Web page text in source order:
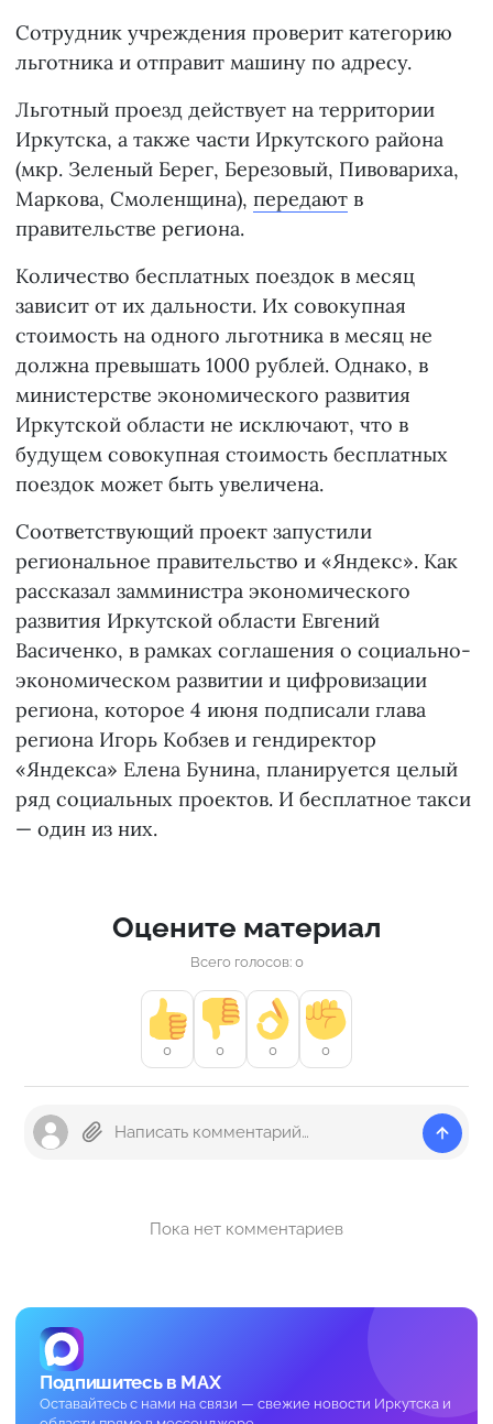
Сотрудник учреждения проверит категорию
льготника и отправит машину по адресу.
Льготный проезд действует на территории
Иркутска, а также части Иркутского района
(мкр. Зеленый Берег, Березовый, Пивовариха,
Маркова, Смоленщина), передают в
правительстве региона.
Количество бесплатных поездок в месяц
зависит от их дальности. Их совокупная
стоимость на одного льготника в месяц не
должна превышать 1000 рублей. Однако, в
министерстве экономического развития
Иркутской области не исключают, что в
будущем совокупная стоимость бесплатных
поездок может быть увеличена.
Соответствующий проект запустили
региональное правительство и «Яндекс». Как
рассказал замминистра экономического
развития Иркутской области Евгений
Васиченко, в рамках соглашения о социально-
экономическом развитии и цифровизации
региона, которое 4 июня подписали глава
региона Игорь Кобзев и гендиректор
«Яндекса» Елена Бунина, планируется целый
ряд социальных проектов. И бесплатное такси
— один из них.
Оцените материал
Всего голосов: 0
0 0 0 0
Пока нет комментариев
Подпишитесь в MAX
Оставайтесь с нами на связи — свежие новости Иркутска и